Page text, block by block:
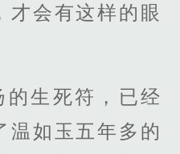
才会有这样的眼
的生死符，已经
温如玉五年多的